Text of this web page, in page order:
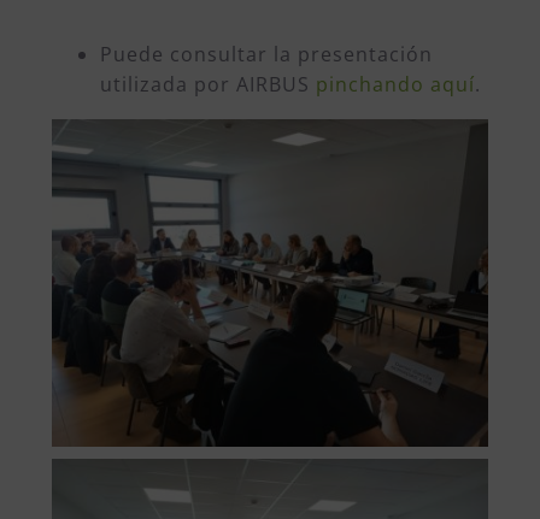
Puede consultar la presentación
utilizada por AIRBUS pinchando aquí.